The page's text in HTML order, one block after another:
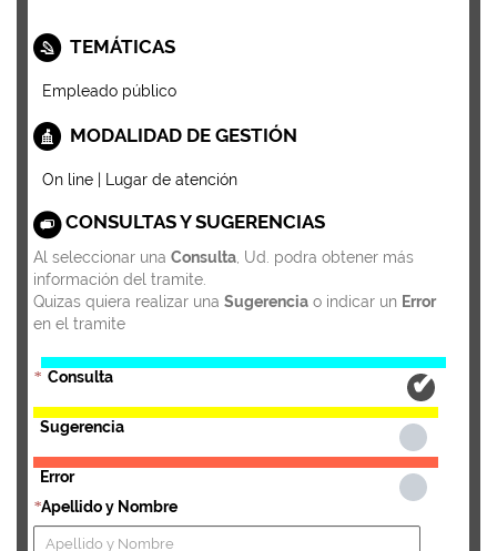
TEMÁTICAS
Empleado público
MODALIDAD DE GESTIÓN
On line | Lugar de atención
CONSULTAS Y SUGERENCIAS
Al seleccionar una Consulta , Ud. podra obtener más
información del tramite.
Quizas quiera realizar una Sugerencia o indicar un Error
en el tramite
* Consulta
Sugerencia
Error
*Apellido y Nombre